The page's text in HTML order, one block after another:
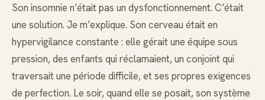
Son insomnie n’était pas un dysfonctionnement. C’était
une solution. Je m’explique. Son cerveau était en
hypervigilance constante : elle gérait une équipe sous
pression, des enfants qui réclamaient, un conjoint qui
traversait une période difficile, et ses propres exigences
de perfection. Le soir, quand elle se posait, son système